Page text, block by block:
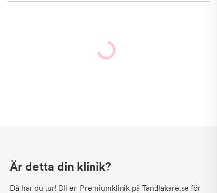
Är detta din klinik?
Då har du tur! Bli en Premiumklinik på Tandlakare.se för